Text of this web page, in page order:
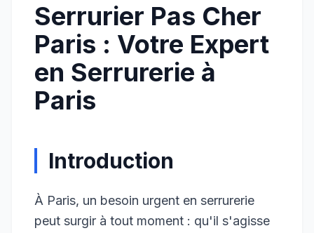
Serrurier Pas Cher
Paris : Votre Expert
en Serrurerie à
Paris
Introduction
À Paris, un besoin urgent en serrurerie
peut surgir à tout moment : qu'il s'agisse